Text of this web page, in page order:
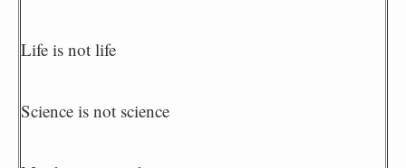
Life is not life
Science is not science